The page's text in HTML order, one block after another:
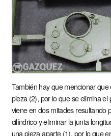
También hay que mencionar
pieza (2), por lo que se elimina
viene en dos mitades resultando
cilíndrico y eliminar la junta
una pieza aparte (1), por lo que